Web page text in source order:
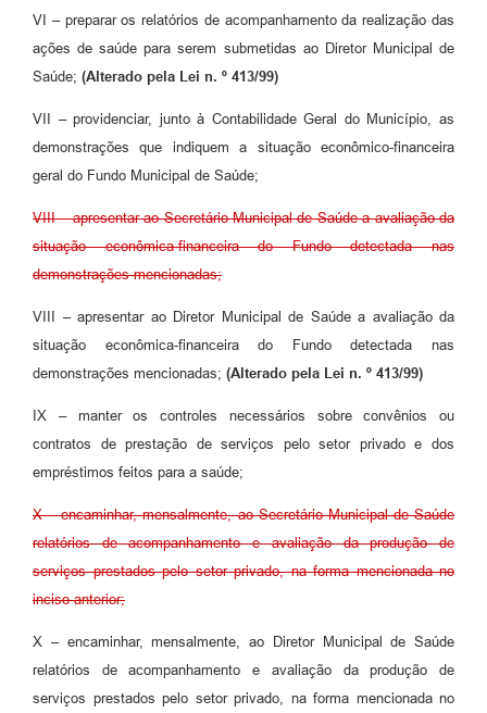
VI – preparar os relatórios de acompanhamento da realização das
ações de saúde para serem submetidas ao Diretor Municipal de
Saúde; (Alterado pela Lei n. º 413/99)
VII – providenciar, junto à Contabilidade Geral do Município, as
demonstrações que indiquem a situação econômico-financeira
geral do Fundo Municipal de Saúde;
VIII – apresentar ao Secretário Municipal de Saúde a avaliação da
situação econômica-financeira do Fundo detectada nas
demonstrações mencionadas;
VIII – apresentar ao Diretor Municipal de Saúde a avaliação da
situação econômica-financeira do Fundo detectada nas
demonstrações mencionadas; (Alterado pela Lei n. º 413/99)
IX – manter os controles necessários sobre convênios ou
contratos de prestação de serviços pelo setor privado e dos
empréstimos feitos para a saúde;
X – encaminhar, mensalmente, ao Secretário Municipal de Saúde
relatórios de acompanhamento e avaliação da produção de
serviços prestados pelo setor privado, na forma mencionada no
inciso anterior;
X – encaminhar, mensalmente, ao Diretor Municipal de Saúde
relatórios de acompanhamento e avaliação da produção de
serviços prestados pelo setor privado, na forma mencionada no